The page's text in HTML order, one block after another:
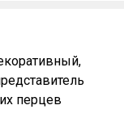
перцев